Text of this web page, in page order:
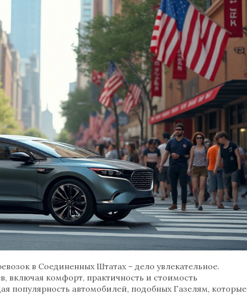
в Соединенных Штатах – дело увлекательное.
включая комфорт, практичность и стоимость
популярность автомобилей, подобных Газелям, которые